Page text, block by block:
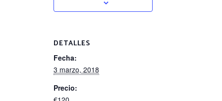
DETALLES
Fecha:
3 marzo, 2018
Precio: